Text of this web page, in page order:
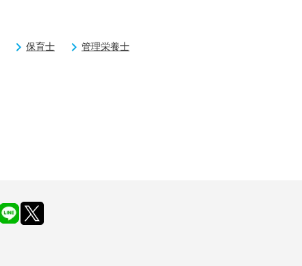
保育士
管理栄養士